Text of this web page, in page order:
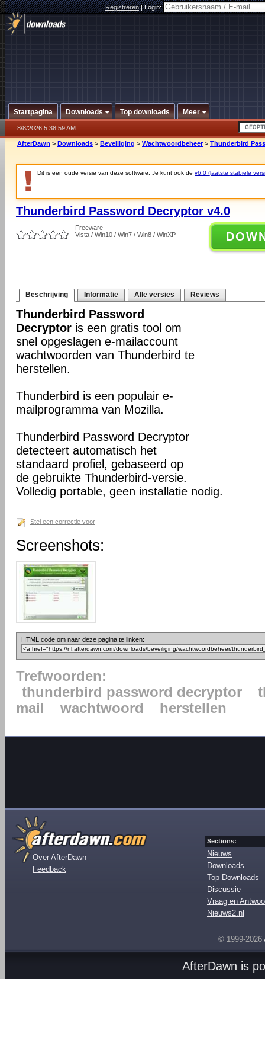
Registreren|Login:
Startpagina Downloads Top downloads Meer
8/8/2026 5:38:59 AM
AfterDawn > Downloads > Beveiliging > Wachtwoordbeheer > Thunderbird
Dit is een oude versie van deze software. Je kunt ook de v6.0 (laatste stabiele
Thunderbird Password Decryptor v4.0
Freeware
Vista / Win10 / Win7 / Win8 / WinXP
Beschrijving Informatie Alle versies Reviews
Thunderbird Password
Decryptor is een gratis tool om
snel opgeslagen e-mailaccount
wachtwoorden van Thunderbird te
herstellen.
Thunderbird is een populair e-
mailprogramma van Mozilla.
Thunderbird Password Decryptor
detecteert automatisch het
standaard profiel, gebaseerd op
de gebruikte Thunderbird-versie.
Volledig portable, geen installatie nodig.
Stel een correctie voor
Screenshots:
HTML code om naar deze pagina te linken:
Trefwoorden:
thunderbird password decryptor
mail
wachtwoord herstellen
Over AfterDawn
Feedback
Sections:
Nieuws
Downloads
Top Downloads
Discussie
Vraag en
Nieuws2.nl
© 1999-2026
AfterDawn is